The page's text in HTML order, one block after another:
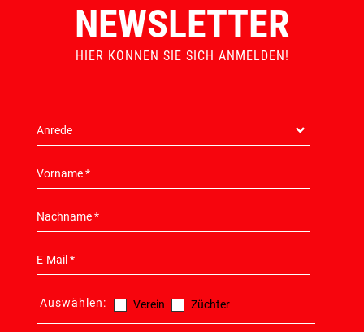
NEWSLETTER
HIER KONNEN SIE SICH ANMELDEN!
Auswählen: Verein Züchter